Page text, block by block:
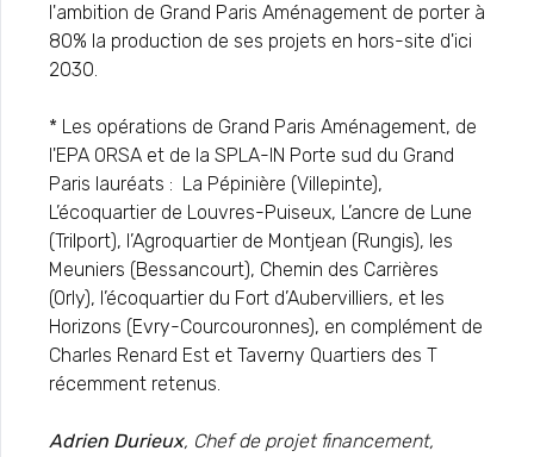
l'ambition de Grand Paris Aménagement de porter à
80% la production de ses projets en hors-site d'ici
2030.
* Les opérations de Grand Paris Aménagement, de
l'EPA ORSA et de la SPLA-IN Porte sud du Grand
Paris lauréats : La Pépinière (Villepinte),
L’écoquartier de Louvres-Puiseux, L’ancre de Lune
(Trilport), l’Agroquartier de Montjean (Rungis), les
Meuniers (Bessancourt), Chemin des Carrières
(Orly), l’écoquartier du Fort d’Aubervilliers, et les
Horizons (Evry-Courcouronnes), en complément de
Charles Renard Est et Taverny Quartiers des T
récemment retenus.
Adrien Durieux, Chef de projet financement,